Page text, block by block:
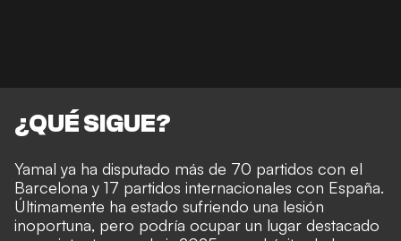
¿QUÉ SIGUE?
Yamal ya ha disputado más de 70 partidos con el
Barcelona y 17 partidos internacionales con España.
Últimamente ha estado sufriendo una lesión
inoportuna, pero podría ocupar un lugar destacado